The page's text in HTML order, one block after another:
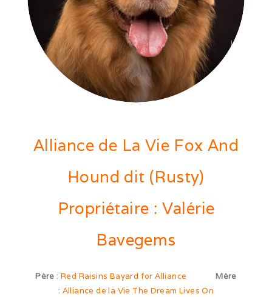
Nos activités canines
Photos de famille
Journée Tolling (08/26)
Balade en famille (05/26)
Après-midi à la neige (02/26)
Expo Münsingen (01/26)
Rencontre Nova (09/25)
Shaée et Loupa (03/25)
Alliance de La Vie Fox And
Hound dit (Rusty)
Propriétaire : Valérie
Bavegems
Père :Red Raisins Bayard for Alliance
Mère
: Alliance de la Vie The Dream Lives On